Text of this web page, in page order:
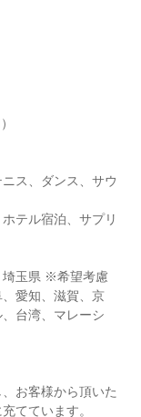
ス、ダンス、サウ
テル宿泊、サプリ
埼玉県 ※希望考慮
愛知、滋賀、京
台湾、マレーシ
お客様から頂いた
てています。